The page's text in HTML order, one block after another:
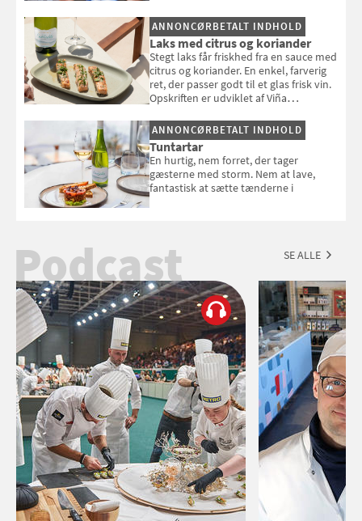
selvstændigt måltid. Opskriften er fra
Louisa Lorangs kogebog "Salat".
ANNONCØRBETALT INDHOLD
Laks med citrus og koriander
Stegt laks får friskhed fra en sauce med
citrus og koriander. En enkel, farverig
ret, der passer godt til et glas frisk vin.
Opskriften er udviklet af Viña
ANNONCØRBETALT INDHOLD
Tuntartar
En hurtig, nem forret, der tager
gæsterne med storm. Nem at lave,
fantastisk at sætte tænderne i
Podcast SE ALLE